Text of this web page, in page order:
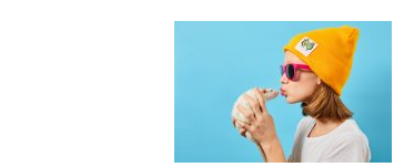
Podávat je proto musíme
zvířecím parťákům formou